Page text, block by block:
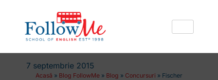
7 septembrie 2015
Acasă » Blog FollowMe» Blog » Concursuri » Fischer